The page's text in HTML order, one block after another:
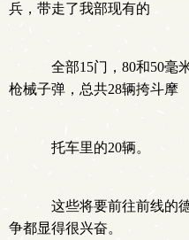
兵，带走了我部现有的
全部15门，80和50毫
枪械子弹，总共28辆挎斗摩
托车里的20辆。
这些将要前往前线的
争都显得很兴奋。